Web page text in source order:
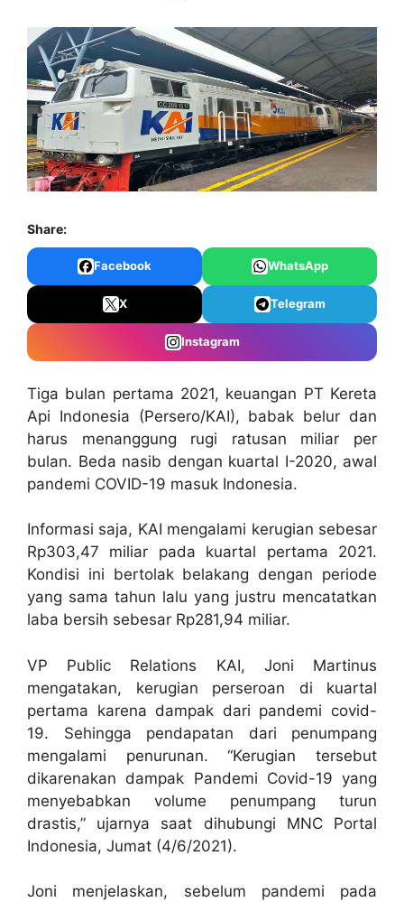
Share:
Facebook WhatsApp
X Telegram
Instagram
Tiga bulan pertama 2021, keuangan PT Kereta
Api Indonesia (Persero/KAI), babak belur dan
harus menanggung rugi ratusan miliar per
bulan. Beda nasib dengan kuartal I-2020, awal
pandemi COVID-19 masuk Indonesia.
Informasi saja, KAI mengalami kerugian sebesar
Rp303,47 miliar pada kuartal pertama 2021.
Kondisi ini bertolak belakang dengan periode
yang sama tahun lalu yang justru mencatatkan
laba bersih sebesar Rp281,94 miliar.
VP Public Relations KAI, Joni Martinus
mengatakan, kerugian perseroan di kuartal
pertama karena dampak dari pandemi covid-
19. Sehingga pendapatan dari penumpang
mengalami penurunan. “Kerugian tersebut
dikarenakan dampak Pandemi Covid-19 yang
menyebabkan volume penumpang turun
drastis,” ujarnya saat dihubungi MNC Portal
Indonesia, Jumat (4/6/2021).
Joni menjelaskan, sebelum pandemi pada